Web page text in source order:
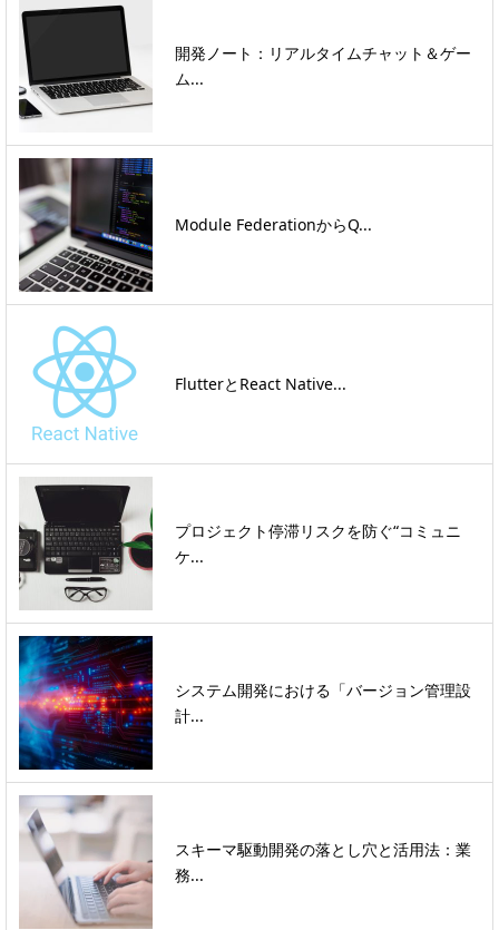
開発ノート：リアルタイムチャット＆ゲー
ム...
Module FederationからQ...
FlutterとReact Native...
プロジェクト停滞リスクを防ぐ“コミュニ
ケ...
システム開発における「バージョン管理設
計...
スキーマ駆動開発の落とし穴と活用法：業
務...